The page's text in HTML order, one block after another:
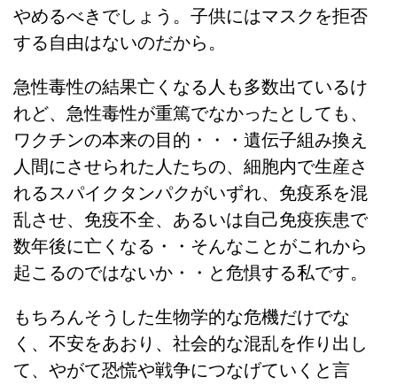
やめるべきでしょう。子供にはマスクを拒否
する自由はないのだから。
急性毒性の結果亡くなる人も多数出ているけ
れど、急性毒性が重篤でなかったとしても、
ワクチンの本来の目的・・・遺伝子組み換え
人間にさせられた人たちの、細胞内で生産さ
れるスパイクタンパクがいずれ、免疫系を混
乱させ、免疫不全、あるいは自己免疫疾患で
数年後に亡くなる・・そんなことがこれから
起こるのではないか・・と危惧する私です。
もちろんそうした生物学的な危機だけでな
く、不安をあおり、社会的な混乱を作り出し
て、やがて恐慌や戦争につなげていくと言